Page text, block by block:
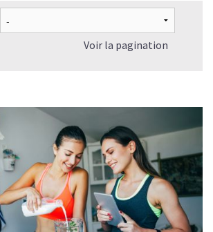
Voir la pagination